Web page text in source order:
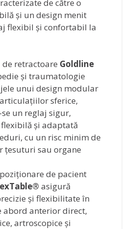
de către o
și un design menit
flexibil și confortabil la
retractoare Goldline
și traumatologie
unui design modular
sferice,
un reglaj sigur,
și adaptată
cu un risc minim de
țesuturi sau organe
de pacient
® asigură
și flexibilitate în
abord anterior direct,
artroscopice și